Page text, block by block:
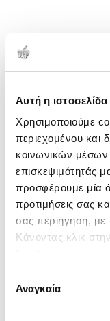
Αυτή η
Χρησιμοποιούμε
περιεχομένου και
κοινωνικών μέσων
επισκεψιμότητάς
προσφέρουμε μία
προτιμήσεις σας
σας περιήγηση, με
Κάνοντας κλικ στην
ενδιαφέρουν και
συγκατάθεσης
Αναγκαία